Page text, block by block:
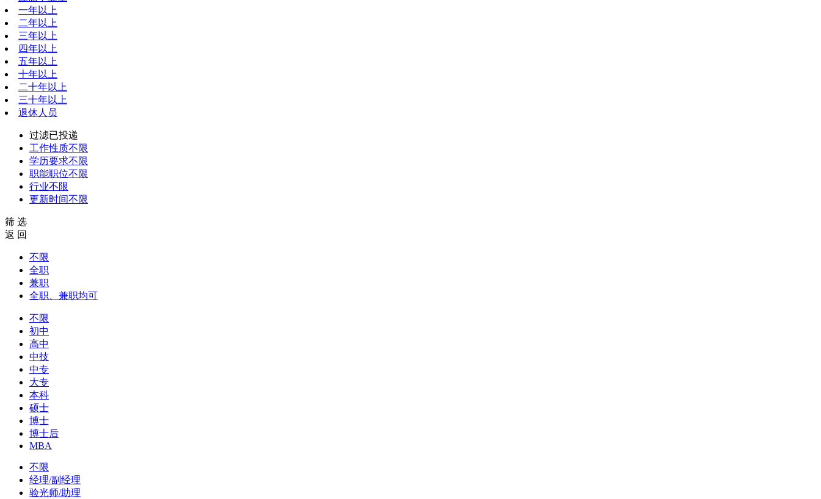
一年以上
二年以上
三年以上
四年以上
五年以上
十年以上
二十年以上
三十年以上
退休人员
过滤已投递
工作性质不限
学历要求不限
职能职位不限
行业不限
更新时间不限
筛 选
返 回
不限
全职
兼职
全职、兼职均可
不限
初中
高中
中技
中专
大专
本科
硕士
博士
博士后
MBA
不限
经理/副经理
验光师/助理